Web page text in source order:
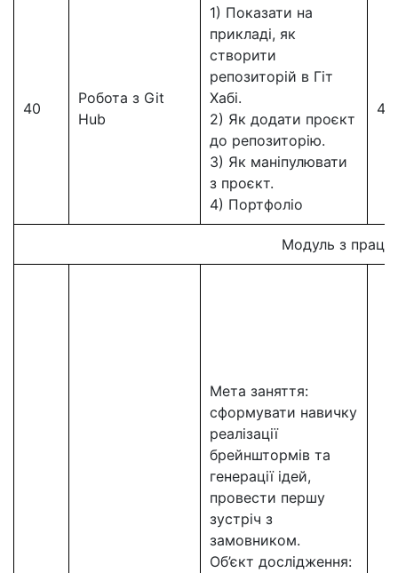
40
Робота з Git
Hub
1) Показати на
прикладі, як
створити
репозиторій в Гіт
Хабі.
2) Як додати проєкт
до репозиторію.
3) Як маніпулювати
з проєкт.
4) Портфоліо
40
Модуль з
Мета заняття:
сформувати навичку
реалізації
брейнштормів та
генерації ідей,
провести першу
зустріч з
замовником.
Об’єкт дослідження: